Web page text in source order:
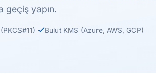
geçiş yapın.
Bulut KMS (Azure, AWS, GCP)